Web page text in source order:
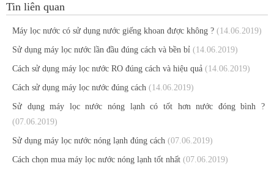
Tin liên quan
Máy lọc nước có sử dụng nước giếng khoan được không ? (14.06.2019)
Sử dụng máy lọc nước lần đầu đúng cách và bền bỉ (14.06.2019)
Cách sử dụng máy lọc nước RO đúng cách và hiệu quả (14.06.2019)
Cách sử dụng máy lọc nước đúng cách (14.06.2019)
Sử dụng máy lọc nước nóng lạnh có tốt hơn nước đóng bình ?
(07.06.2019)
Sử dụng máy lọc nước nóng lạnh đúng cách (07.06.2019)
Cách chọn mua máy lọc nước nóng lạnh tốt nhất (07.06.2019)